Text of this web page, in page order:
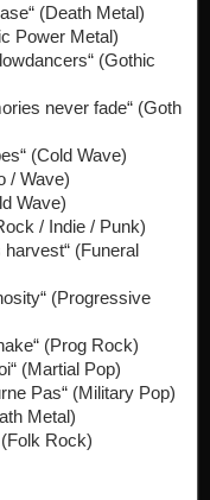
(Death Metal)
Power Metal)
(Gothic
never fade“ (Goth
(Cold Wave)
/ Wave)
Wave)
/ Indie / Punk)
harvest“ (Funeral
(Progressive
(Prog Rock)
(Martial Pop)
Pas“ (Military Pop)
Metal)
(Folk Rock)